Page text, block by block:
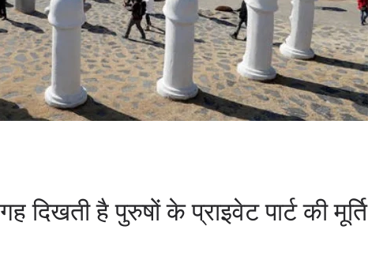
है पुरुषों के प्राइवेट पार्ट की मूर्ति